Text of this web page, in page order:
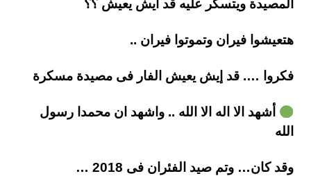
المصيدة ويتسكر عليه قد ايش يعيش ؟؟
هتعيشوا فيران وتموتوا فيران ..
فكروا …. قد إيش يعيش الفار فى مصيدة مسكرة
أشهد الا اله الا الله .. واشهد ان محمدا رسول
الله
وقد كان… وتم صيد الفئران فى 2018 …